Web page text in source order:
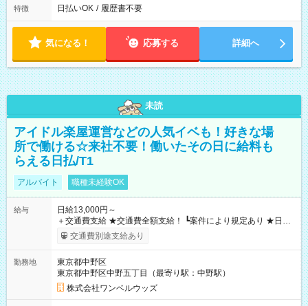
特徴 日払いOK / 履歴書不要
気になる！ 応募する 詳細へ
未読
アイドル楽屋運営などの人気イベも！好きな場
所で働ける☆来社不要！働いたその日に給料も
らえる日払/T1
アルバイト 職種未経験OK
給与
日給13,000円～
＋交通費支給 ★交通費全額支給！ ┗案件により規定あり ★日払
いOK！（規定あり） ┗働いたその日に現金GET♪ お仕事後はコ
ンビニATMから 日払い分を引き落とせます！ 【試用期間】試
交通費別途支給あり
勤務地
東京都中野区
東京都中野区中野五丁目（最寄り駅：中野駅）
株式会社ワンベルウッズ